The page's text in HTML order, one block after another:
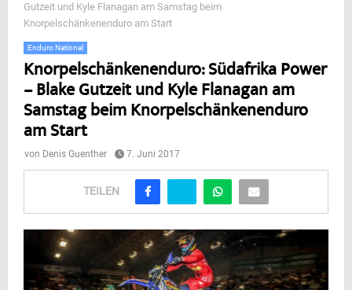
Gutzeit und Kyle Flanagan am Samstag beim
Knorpelschänkenenduro am Start
Enduro National
Knorpelschänkenenduro: Südafrika Power
– Blake Gutzeit und Kyle Flanagan am
Samstag beim Knorpelschänkenenduro
am Start
von Denis Guenther 7. Juni 2017
TEILEN